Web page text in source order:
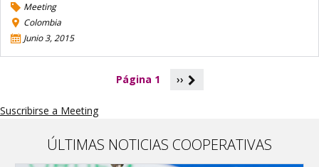
Meeting
Colombia
Junio 3, 2015
i
Página 1 ››
Suscribirse a Meeting
ÚLTIMAS NOTICIAS COOPERATIVAS